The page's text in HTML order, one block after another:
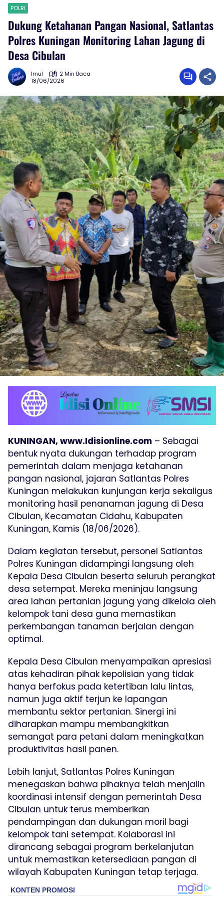
POLRI
Dukung Ketahanan Pangan Nasional, Satlantas
Polres Kuningan Monitoring Lahan Jagung di
Desa Cibulan
Imul
2 Min Baca
18/06/2026
KUNINGAN, www.Idisionline.com – Sebagai
bentuk nyata dukungan terhadap program
pemerintah dalam menjaga ketahanan
pangan nasional, jajaran Satlantas Polres
Kuningan melakukan kunjungan kerja sekaligus
monitoring hasil penanaman jagung di Desa
Cibulan, Kecamatan Cidahu, Kabupaten
Kuningan, Kamis (18/06/2026).
Dalam kegiatan tersebut, personel Satlantas
Polres Kuningan didampingi langsung oleh
Kepala Desa Cibulan beserta seluruh perangkat
desa setempat. Mereka meninjau langsung
area lahan pertanian jagung yang dikelola oleh
kelompok tani desa guna memastikan
perkembangan tanaman berjalan dengan
optimal.
Kepala Desa Cibulan menyampaikan apresiasi
atas kehadiran pihak kepolisian yang tidak
hanya berfokus pada ketertiban lalu lintas,
namun juga aktif terjun ke lapangan
membantu sektor pertanian. Sinergi ini
diharapkan mampu membangkitkan
semangat para petani dalam meningkatkan
produktivitas hasil panen.
Lebih lanjut, Satlantas Polres Kuningan
menegaskan bahwa pihaknya telah menjalin
koordinasi intensif dengan pemerintah Desa
Cibulan untuk terus memberikan
pendampingan dan dukungan moril bagi
kelompok tani setempat. Kolaborasi ini
dirancang sebagai program berkelanjutan
untuk memastikan ketersediaan pangan di
wilayah Kabupaten Kuningan tetap terjaga.